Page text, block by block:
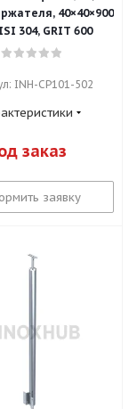
40×40×900
304, GRIT 600
INH-CP101-502
заказ
заявку